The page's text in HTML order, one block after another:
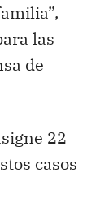
las
de
22
casos